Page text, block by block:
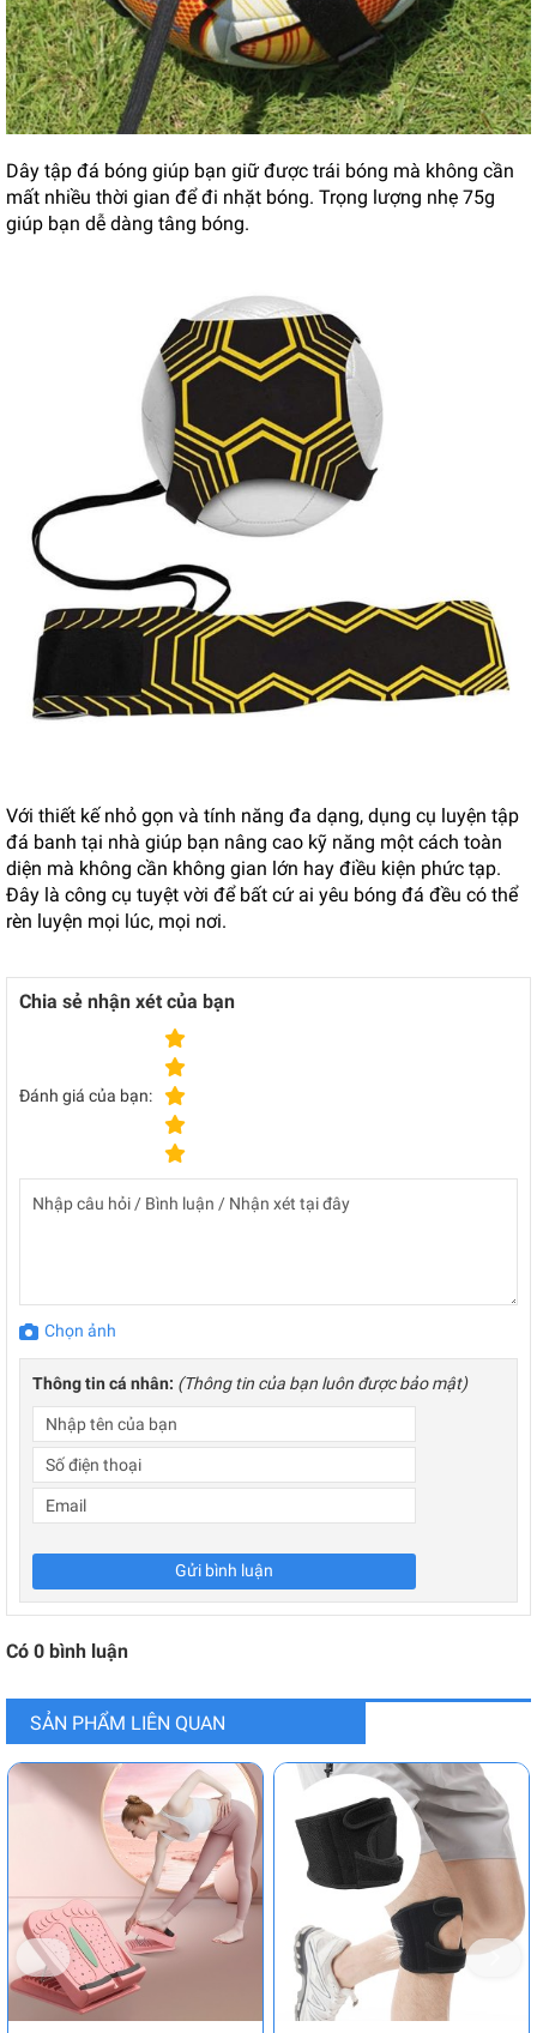
Dây tập đá bóng giúp bạn giữ được trái bóng mà không cần
mất nhiều thời gian để đi nhặt bóng. Trọng lượng nhẹ 75g
giúp bạn dễ dàng tâng bóng.
Với thiết kế nhỏ gọn và tính năng đa dạng, dụng cụ luyện tập
đá banh tại nhà giúp bạn nâng cao kỹ năng một cách toàn
diện mà không cần không gian lớn hay điều kiện phức tạp.
Đây là công cụ tuyệt vời để bất cứ ai yêu bóng đá đều có thể
rèn luyện mọi lúc, mọi nơi.
Chia sẻ nhận xét của bạn
Đánh giá của bạn:
Chọn ảnh
Thông tin cá nhân: (Thông tin của bạn luôn được bảo mật)
Gửi bình luận
Có 0 bình luận
SẢN PHẨM LIÊN QUAN